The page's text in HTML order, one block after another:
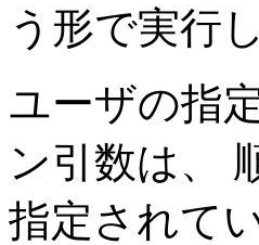
う形で実行
ユーザの指
ン引数は、
指定されて